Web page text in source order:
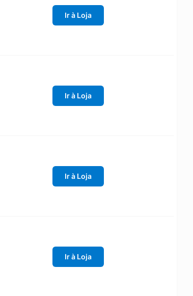
Ir à Loja
Ir à Loja
Ir à Loja
Ir à Loja